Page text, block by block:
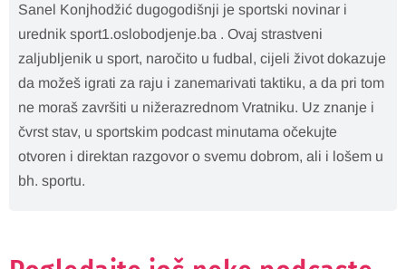
Sanel Konjhodžić dugogodišnji je sportski novinar i
urednik sport1.oslobodjenje.ba . Ovaj strastveni
zaljubljenik u sport, naročito u fudbal, cijeli život dokazuje
da možeš igrati za raju i zanemarivati taktiku, a da pri tom
ne moraš završiti u nižerazrednom Vratniku. Uz znanje i
čvrst stav, u sportskim podcast minutama očekujte
otvoren i direktan razgovor o svemu dobrom, ali i lošem u
bh. sportu.